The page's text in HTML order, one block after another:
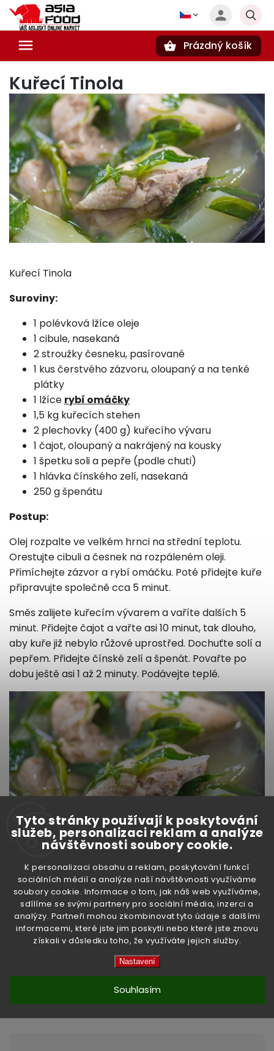
Tyto stránky používají k poskytování
služeb, personalizaci reklam a analýze
návštěvnosti soubory cookie.
K personalizaci obsahu a reklam, poskytování funkcí
sociálních médií a analýze naší návštěvnosti využíváme
soubory cookie. Informace o tom, jak náš web využíváme,
sdílíme se svými partnery pro sociální média, inzerci a
analýzy. Partneři mohou zkombinovat tyto údaje s dalšími
informacemi, které jste jim poskytli nebo které jste znovu
získali v důsledku toho, že využíváte jejich služby.
Nastavení
Souhlasím
Prázdný košík
Kuřecí Tinola
Kuřecí Tinola
Suroviny:
1 polévková lžíce oleje
1 cibule, nasekaná
2 stroužky česneku, pasírované
1 kus čerstvého zázvoru, oloupaný a na tenké
plátky
1 lžíce rybí omáčky
1,5 kg kuřecích stehen
2 plechovky (400 g) kuřecího vývaru
1 čajot, oloupaný a nakrájený na kousky
1 špetku soli a pepře (podle chuti)
1 hlávka čínského zelí, nasekaná
250 g špenátu
Postup:
Olej rozpalte ve velkém hrnci na střední teplotu.
Orestujte cibuli a česnek na rozpáleném oleji.
Přimíchejte zázvor a rybí omáčku. Poté přidejte kuře
připravujte společně cca 5 minut.
Směs zalijete kuřecím vývarem a vaříte dalších 5
minut. Přidejte čajot a vařte asi 10 minut, tak dlouho,
aby kuře již nebylo růžové uprostřed. Dochuťte solí a
pepřem. Přidejte čínské zelí a špenát. Povařte po
dobu ještě asi 1 až 2 minuty. Podávejte teplé.
Předchozí článek